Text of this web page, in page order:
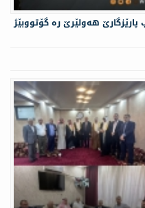
هه‌ولێرێ ره‌ گۆتووبێژ